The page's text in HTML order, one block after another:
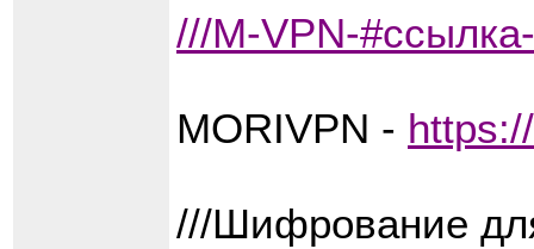
///M-VPN-
MORIVPN -
///Шифрование